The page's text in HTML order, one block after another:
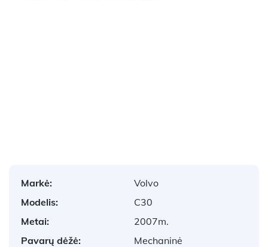
Markė:
Volvo
Modelis:
C30
Metai:
2007m.
Pavarų dėžė:
Mechaninė